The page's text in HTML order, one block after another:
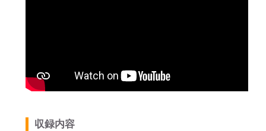
収録内容